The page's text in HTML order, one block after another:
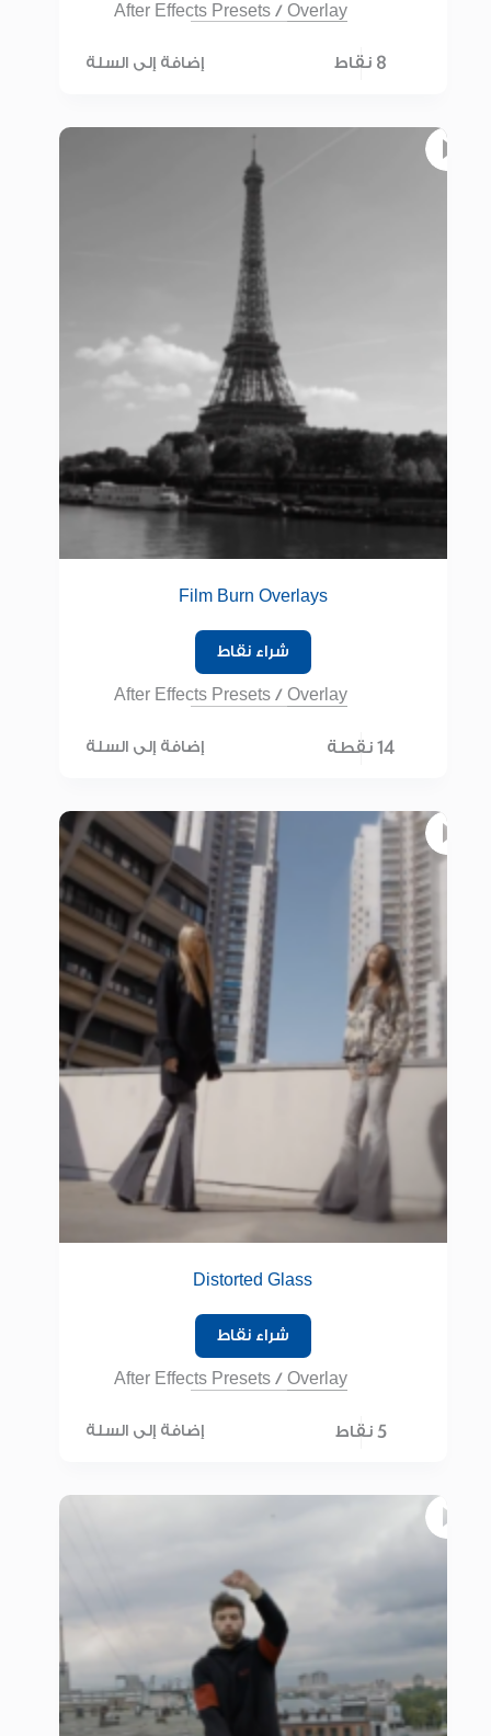
After Effects Presets /Overlay
8 نقاط إضافة إلى السلة
Film Burn Overlays
شراء نقاط
After Effects Presets /Overlay
14 نقطة إضافة إلى السلة
Distorted Glass
شراء نقاط
After Effects Presets /Overlay
5 نقاط إضافة إلى السلة